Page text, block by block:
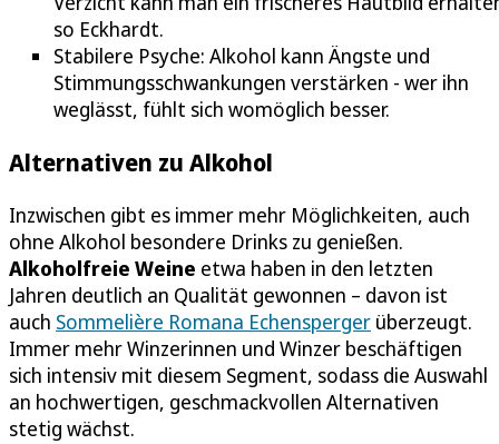
so Eckhardt.
Stabilere Psyche: Alkohol kann Ängste und
Stimmungsschwankungen verstärken - wer ihn
weglässt, fühlt sich womöglich besser.
Alternativen zu Alkohol
Inzwischen gibt es immer mehr Möglichkeiten, auch
ohne Alkohol besondere Drinks zu genießen.
Alkoholfreie Weine etwa haben in den letzten
Jahren deutlich an Qualität gewonnen – davon ist
auch Sommelière Romana Echensperger überzeugt.
Immer mehr Winzerinnen und Winzer beschäftigen
sich intensiv mit diesem Segment, sodass die Auswahl
an hochwertigen, geschmackvollen Alternativen
stetig wächst.